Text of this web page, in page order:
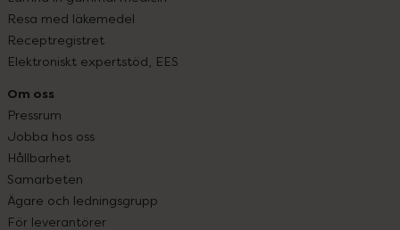
Resa med läkemedel
Receptregistret
Elektroniskt expertstöd, EES
Om oss
Pressrum
Jobba hos oss
Hållbarhet
Samarbeten
Ägare och ledningsgrupp
För leverantörer